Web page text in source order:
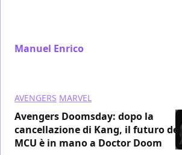
Manuel Enrico
AVENGERS MARVEL
Avengers Doomsday: dopo la
cancellazione di Kang, il futuro del
MCU è in mano a Doctor Doom